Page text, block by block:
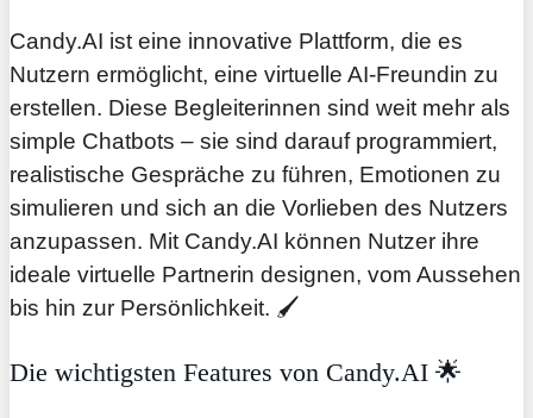
Candy.AI ist eine innovative Plattform, die es
Nutzern ermöglicht, eine virtuelle AI-Freundin zu
erstellen. Diese Begleiterinnen sind weit mehr als
simple Chatbots – sie sind darauf programmiert,
realistische Gespräche zu führen, Emotionen zu
simulieren und sich an die Vorlieben des Nutzers
anzupassen. Mit Candy.AI können Nutzer ihre
ideale virtuelle Partnerin designen, vom Aussehen
bis hin zur Persönlichkeit. 🖌️
Die wichtigsten Features von Candy.AI 🌟